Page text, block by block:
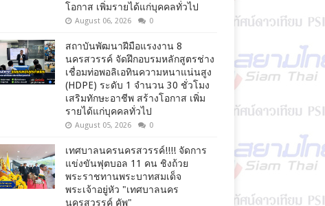
โอกาส เพิ่มรายได้แก่บุคคลทั่วไป
August 06, 2026 0
สถาบันพัฒนาฝีมือแรงงาน 8
นครสวรรค์ จัดฝึกอบรมหลักสูตรช่าง
เชื่อมท่อพอลิเอทินความหนาแน่นสูง
(HDPE) ระดับ 1 จำนวน 30 ชั่วโมง
เสริมทักษะอาชีพ สร้างโอกาส เพิ่ม
รายได้แก่บุคคลทั่วไป
August 05, 2026 0
เทศบาลนครนครสวรรค์!!!! จัดการ
แข่งขันฟุตบอล 11 คน ชิงถ้วย
พระราชทานพระบาทสมเด็จ
พระเจ้าอยู่หัว "เทศบาลนคร
นครสวรรค์ คัพ"